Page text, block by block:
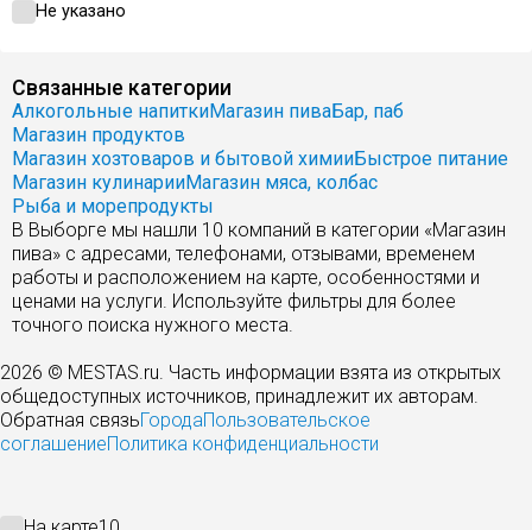
Не указано
Связанные категории
Алкогольные напиткиМагазин пиваБар, паб
Магазин продуктов
Магазин хозтоваров и бытовой химииБыстрое питание
Магазин кулинарииМагазин мяса, колбас
Рыба и морепродукты
В Выборге мы нашли 10 компаний в категории «Магазин
пива» с адресами, телефонами, отзывами, временем
работы и расположением на карте, особенностями и
ценами на услуги. Используйте фильтры для более
точного поиска нужного места.
2026 © MESTAS.ru. Часть информации взята из открытых
общедоступных источников, принадлежит их авторам.
Обратная связьГородаПользовательское
соглашениеПолитика конфиденциальности